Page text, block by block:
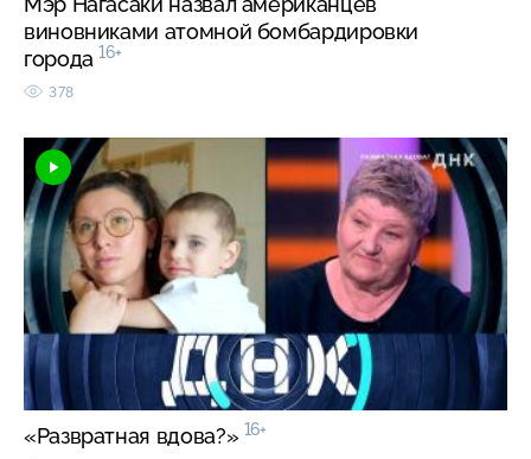
виновниками атомной бомбардировки
города 16+
378
«Развратная вдова?» 16+